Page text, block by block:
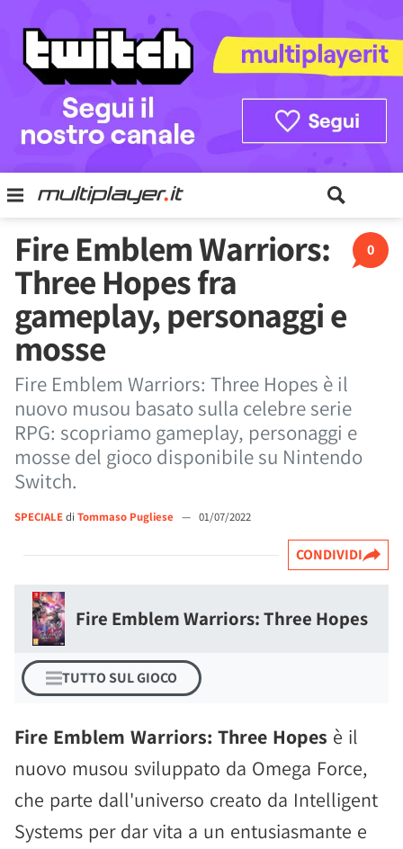
0
Fire Emblem Warriors:
Three Hopes fra
gameplay, personaggi e
mosse
Fire Emblem Warriors: Three Hopes è il
nuovo musou basato sulla celebre serie
RPG: scopriamo gameplay, personaggi e
mosse del gioco disponibile su Nintendo
Switch.
SPECIALEdi Tommaso Pugliese — 01/07/2022
CONDIVIDI
Fire Emblem Warriors: Three Hopes
TUTTO SUL GIOCO
Fire Emblem Warriors: Three Hopes è il
nuovo musou sviluppato da Omega Force,
che parte dall'universo creato da Intelligent
Systems per dar vita a un entusiasmante e